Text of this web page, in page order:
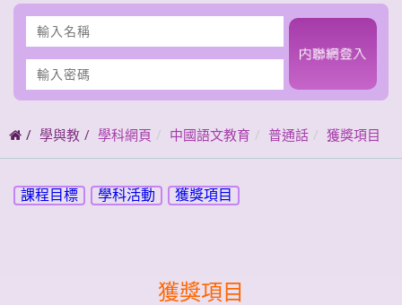
輸
名
稱
輸
密
學與教 學科網頁 中國語文教育 普通話 獲獎項目
課程目標 學科活動 獲獎項目
獲獎項目